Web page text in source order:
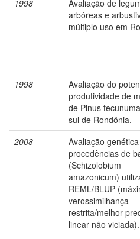
1998
Avaliação de
arbóreas e
múltiplo uso em
1998
Avaliação do
produtividade de
de Pinus
sul de Rondônia.
2008
Avaliação
procedências de
(Schizolobium
amazonicum)
REML/BLUP
verossimilhança
restrita/melhor
linear não viciada).